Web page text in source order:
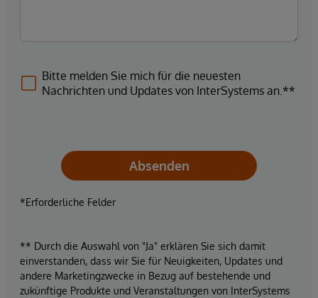
Bitte melden Sie mich für die neuesten
Nachrichten und Updates von InterSystems an.**
Absenden
*Erforderliche Felder
** Durch die Auswahl von "Ja" erklären Sie sich damit
einverstanden, dass wir Sie für Neuigkeiten, Updates und
andere Marketingzwecke in Bezug auf bestehende und
zukünftige Produkte und Veranstaltungen von InterSystems